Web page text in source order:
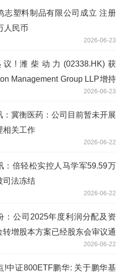
志塑料制品有限公司成立 注册
人民币
2026-06-23
!潍柴动力(02338.HK)获
Management Group LLP增持
2026-06-23
：冀衡医药：公司目前暂未开展
相关工作
2026-06-22
：倍轻松实控人马学军59.59万
司法冻结
2026-06-22
：公司2025年度利润分配及资
转增股本方案已经股东会审议通
2026-06-22
!中证800ETF鹏华: 关于鹏华基